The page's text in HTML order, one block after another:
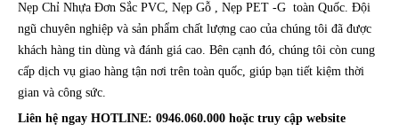
Nẹp Chỉ Nhựa Đơn Sắc PVC, Nẹp Gỗ , Nẹp PET -G toàn Quốc. Đội
ngũ chuyên nghiệp và sản phẩm chất lượng cao của chúng tôi đã được
khách hàng tin dùng và đánh giá cao. Bên cạnh đó, chúng tôi còn cung
cấp dịch vụ giao hàng tận nơi trên toàn quốc, giúp bạn tiết kiệm thời
gian và công sức.
Liên hệ ngay HOTLINE: 0946.060.000 hoặc truy cập website